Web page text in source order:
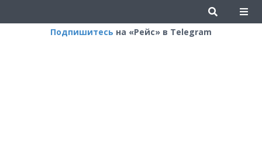
Подпишитесь на «Рейс» в Telegram